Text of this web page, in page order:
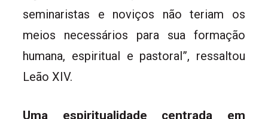
seminaristas e noviços não teriam os
meios necessários para sua formação
humana, espiritual e pastoral”, ressaltou
Leão XIV.
Uma espiritualidade centrada em